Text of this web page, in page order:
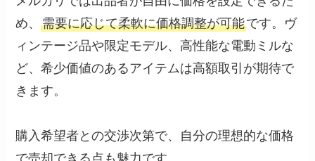
め、需要に応じて柔軟に価格調整が可能です。ヴ
ィンテージ品や限定モデル、高性能な電動ミルな
ど、希少価値のあるアイテムは高額取引が期待で
きます。
購入希望者との交渉次第で、自分の理想的な価格